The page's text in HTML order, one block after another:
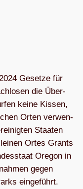
Gesetze für
die Über­
keine Kis­sen,
Orten ver­wen­
Staa­ten
Ortes Grants
Ore­gon in
gegen
ein­ge­führt.